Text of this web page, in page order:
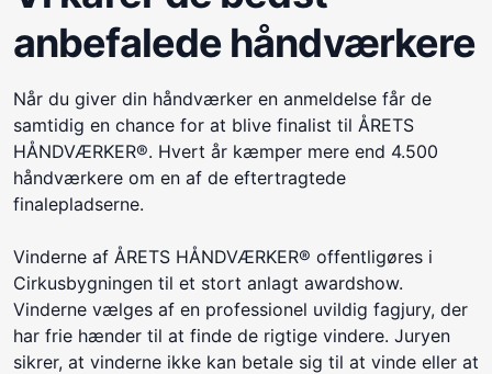
anbefalede håndværkere
Når du giver din håndværker en anmeldelse får de
samtidig en chance for at blive finalist til ÅRETS
HÅNDVÆRKER®. Hvert år kæmper mere end 4.500
håndværkere om en af de eftertragtede
finalepladserne.
Vinderne af ÅRETS HÅNDVÆRKER® offentligøres i
Cirkusbygningen til et stort anlagt awardshow.
Vinderne vælges af en professionel uvildig fagjury, der
har frie hænder til at finde de rigtige vindere. Juryen
sikrer, at vinderne ikke kan betale sig til at vinde eller at